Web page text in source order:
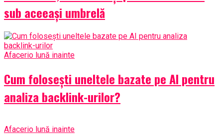
sub aceeași umbrelă
Afacerio lună inainte
Cum folosești uneltele bazate pe AI pentru
analiza backlink-urilor?
Afacerio lună inainte